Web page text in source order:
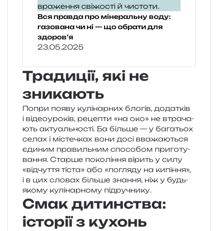
Вся правда про мінеральну воду:
газована чи ні — що обрати для
здоров’я
23.05.2025
Традиції, які не
зникають
Попри появу кулі­нар­них бло­гів, дода­тків
і відео­у­ро­ків, реце­пти «на око» не втра­ча­
ють акту­аль­но­сті. Ба біль­ше — у бага­тьох
селах і місте­чках вони досі вва­жа­ю­ться
єди­ним пра­виль­ним спосо­бом при­го­ту­
ва­н­ня. Старше поко­лі­н­ня вірить у силу
«від­чу­т­тя тіста» або «погля­ду на кипі­н­ня»,
і в цих сло­вах біль­ше зна­н­ня, ніж у будь-
якому кулі­нар­но­му підручнику.
Смак дитинства:
історії з кухонь